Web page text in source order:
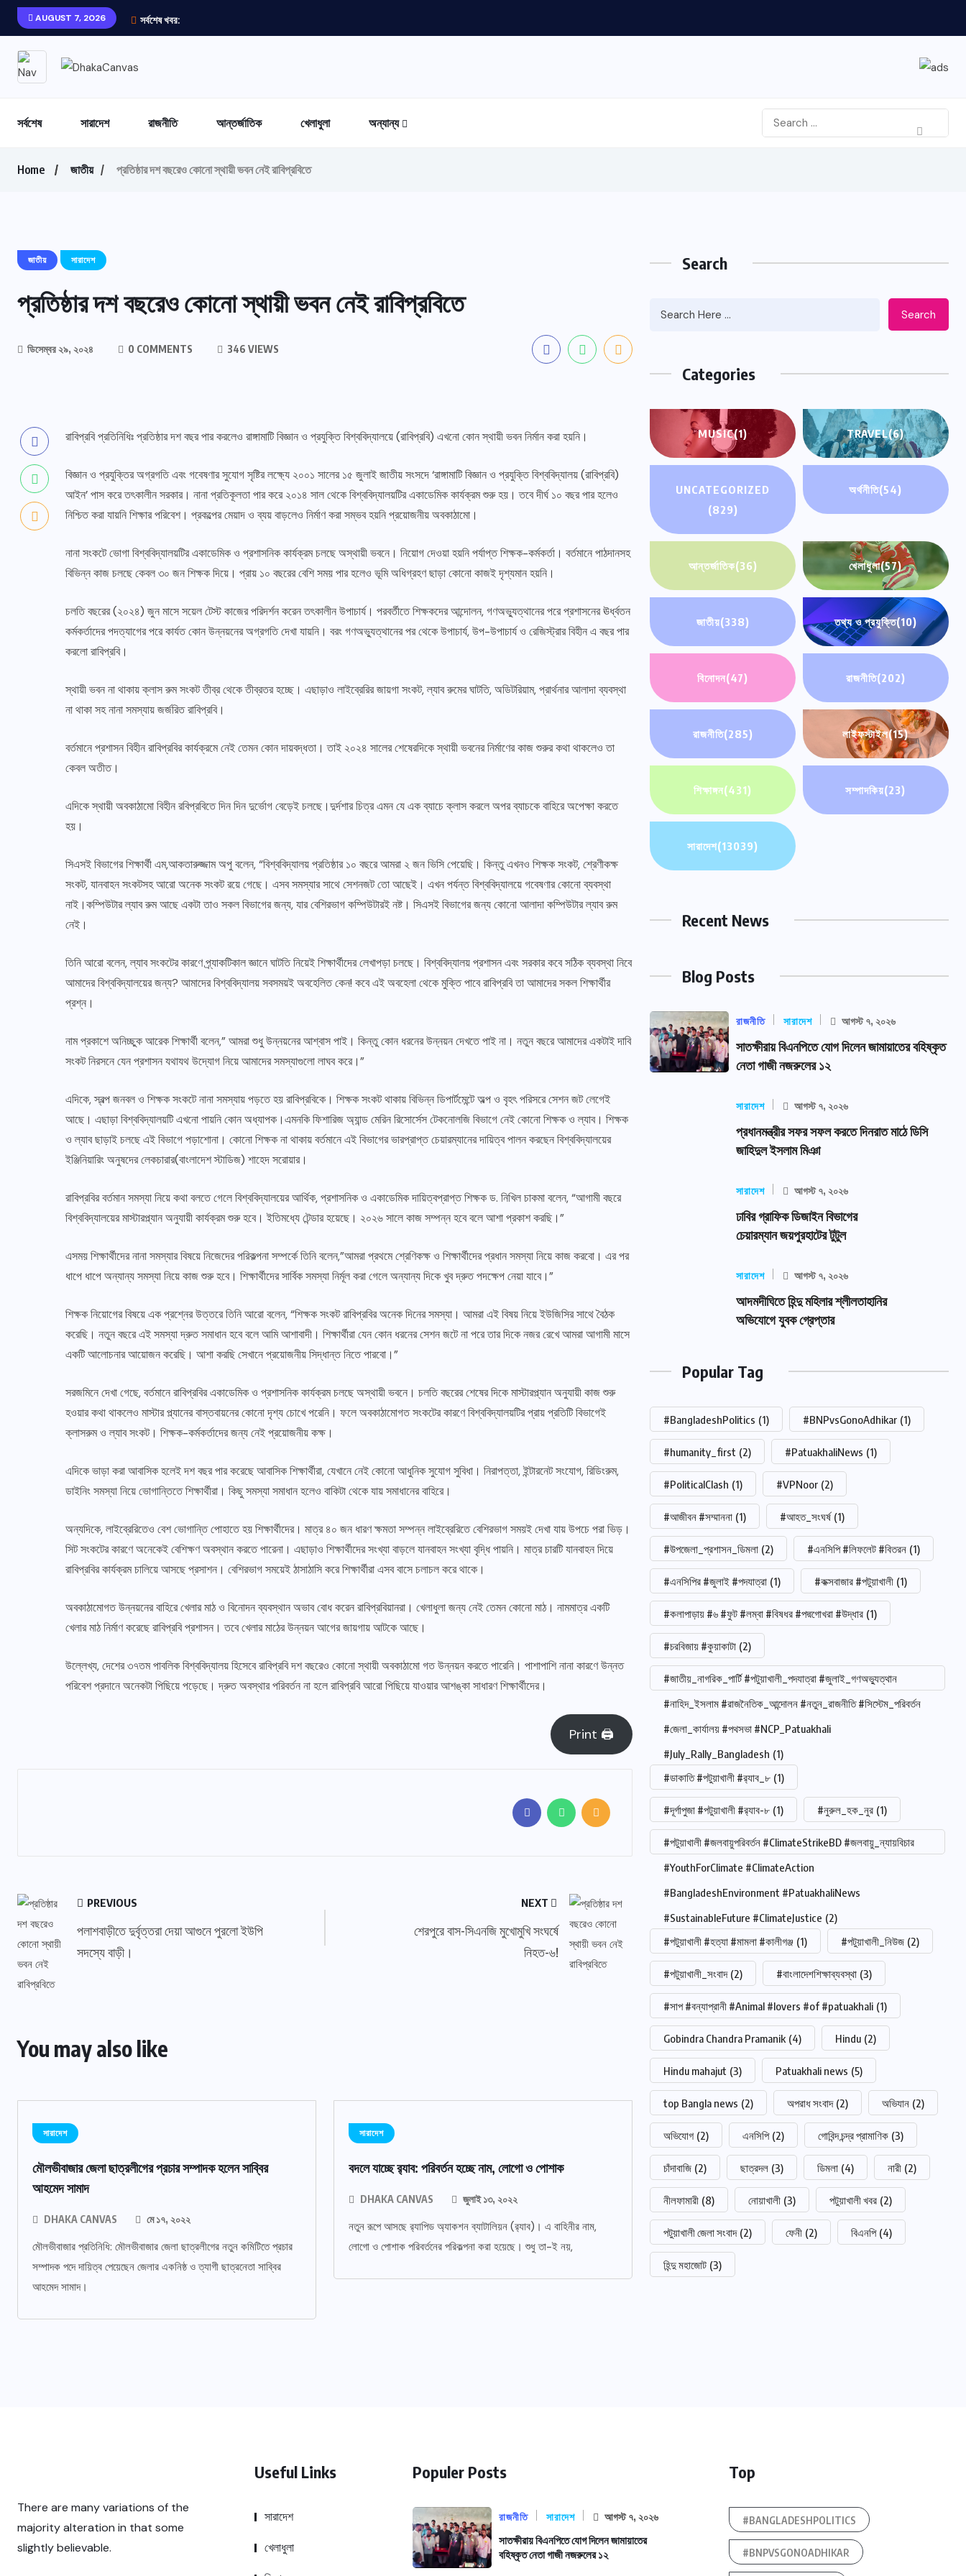
AUGUST 7, 2026 সর্বশেষ খবর:
সর্বশেষ সারাদেশ রাজনীতি আন্তর্জাতিক খেলাধুলা অন্যান্য
Home জাতীয় প্রতিষ্ঠার দশ বছরেও কোনো স্থায়ী ভবন নেই রাবিপ্রবিতে
জাতীয় সারাদেশ
প্রতিষ্ঠার দশ বছরেও কোনো স্থায়ী ভবন নেই রাবিপ্রবিতে
ডিসেম্বর ২৯, ২০২৪ 0 COMMENTS 346 VIEWS
রাবিপ্রবি প্রতিনিধিঃ প্রতিষ্ঠার দশ বছর পার করলেও রাঙ্গামাটি বিজ্ঞান ও প্রযুক্তি বিশ্ববিদ্যালয়ে (রাবিপ্রবি) এখনো কোন স্থায়ী ভবন নির্মান করা হয়নি।
বিজ্ঞান ও প্রযুক্তির অগ্রগতি এবং গবেষণার সুযোগ সৃষ্টির লক্ষ্যে ২০০১ সালের ১৫ জুলাই জাতীয় সংসদে ‘রাঙ্গামাটি বিজ্ঞান ও প্রযুক্তি বিশ্ববিদ্যালয় (রাবিপ্রবি)
আইন’ পাস করে তৎকালীন সরকার। নানা প্রতিকূলতা পার করে ২০১৪ সাল থেকে বিশ্ববিদ্যালয়টির একাডেমিক কার্যক্রম শুরু হয়। তবে দীর্ঘ ১০ বছর পার হলেও
নিশ্চিত করা যায়নি শিক্ষার পরিবেশ। প্রকল্পের মেয়াদ ও ব্যয় বাড়লেও নির্মাণ করা সম্ভব হয়নি প্রয়োজনীয় অবকাঠামো।
নানা সংকটে ভোগা বিশ্ববিদ্যালয়টির একাডেমিক ও প্রশাসনিক কার্যক্রম চলছে অস্থায়ী ভবনে। নিয়োগ দেওয়া হয়নি পর্যাপ্ত শিক্ষক-কর্মকর্তা। বর্তমানে পাঠদানসহ
বিভিন্ন কাজ চলছে কেবল ৩০ জন শিক্ষক দিয়ে। প্রায় ১০ বছরের বেশি সময় পার হলেও ভূমি অধিগ্রহণ ছাড়া কোনো কাজই দৃশ্যমান হয়নি।
চলতি বছরের (২০২৪) জুন মাসে সয়েল টেস্ট কাজের পরিদর্শন করেন তৎকালীন উপাচার্য। পরবর্তীতে শিক্ষকদের আন্দোলন, গণঅভ্যুত্থানের পরে প্রশাসনের ঊর্ধ্বতন
কর্মকর্তাদের পদত্যাগের পরে কার্যত কোন উন্নয়নের অগ্রগতি দেখা যায়নি। বরং গণঅভ্যুত্থানের পর থেকে উপাচার্য, উপ-উপাচার্য ও রেজিস্ট্রার বিহীন এ বছর পার
করলো রাবিপ্রবি।
স্থায়ী ভবন না থাকায় ক্লাস রুম সংকট তীব্র থেকে তীব্রতর হচ্ছে। এছাড়াও লাইব্রেরির জায়গা সংকট, ল্যাব রুমের ঘাটতি, অডিটরিয়াম, প্রার্থনার আলাদা ব্যবস্থা
না থাকা সহ নানা সমস্যায় জর্জরিত রাবিপ্রবি।
বর্তমানে প্রশাসন বিহীন রাবিপ্রবির কার্যক্রমে নেই তেমন কোন দায়বদ্ধতা। তাই ২০২৪ সালের শেষেরদিকে স্থায়ী ভবনের নির্মাণের কাজ শুরুর কথা থাকলেও তা
কেবল অতীত।
এদিকে স্থায়ী অবকাঠামো বিহীন রবিপ্রবিতে দিন দিন দুর্ভোগ বেড়েই চলছে।দুর্দশার চিত্র এমন যে এক ব্যাচে ক্লাস করলে অপর ব্যাচকে বাহিরে অপেক্ষা করতে
হয়।
সিএসই বিভাগের শিক্ষার্থী এম,আকতারুজ্জাম অপু বলেন, “বিশ্ববিদ্যালয় প্রতিষ্ঠার ১০ বছরে আমরা ২ জন ভিসি পেয়েছি। কিন্তু এখনও শিক্ষক সংকট, শ্রেণীকক্ষ
সংকট, যানবাহন সংকটসহ আরো অনেক সংকট রয়ে গেছে। এসব সমস্যার সাথে সেশনজট তো আছেই। এখন পর্যন্ত বিশ্ববিদ্যালয়ে গবেষণার কোনো ব্যবস্থা
নাই।কম্পিউটার ল্যাব রুম আছে একটা তাও সকল বিভাগের জন্য, যার বেশিরভাগ কম্পিউটারই নষ্ট। সিএসই বিভাগের জন্য কোনো আলাদা কম্পিউটার ল্যাব রুম
নেই।
তিনি আরো বলেন, ল্যাব সংকটের কারণে প্র্যাকটিকাল জ্ঞানে ঘাটতি নিয়েই শিক্ষার্থীদের লেখাপড়া চলছে। বিশ্ববিদ্যালয় প্রশাসন এবং সরকার কবে সঠিক ব্যবস্থা নিবে
আমাদের বিশ্ববিদ্যালয়ের জন্য? আমাদের বিশ্ববিদ্যালয় সবসময়ই অবহেলিত কেন! কবে এই অবহেলা থেকে মুক্তি পাবে রাবিপ্রবি তা আমাদের সকল শিক্ষার্থীর
প্রশ্ন।
নাম প্রকাশে অনিচ্ছুক আরেক শিক্ষার্থী বলেন,” আমরা শুধু উন্নয়নের আশ্বাস পাই। কিন্তু কোন ধরনের উন্নয়ন দেখতে পাই না। নতুন বছরে আমাদের একটাই দাবি
সংকট নিরসনে যেন প্রশাসন যথাযথ উদ্যোগ নিয়ে আমাদের সমস্যাগুলো লাঘব করে।”
এদিকে, স্বল্প জনবল ও শিক্ষক সংকটে নানা সমস্যায় পড়তে হয় রাবিপ্রবিকে। শিক্ষক সংকট থাকায় বিভিন্ন ডিপার্টমেন্টে অল্প ও বৃহৎ পরিসরে সেশন জট লেগেই
আছে। এছাড়া বিশ্ববিদ্যালয়টি এখনো পায়নি কোন অধ্যাপক।এমনকি ফিশারিজ অ্যান্ড মেরিন রিসোর্সেস টেকনোলজি বিভাগে নেই কোনো শিক্ষক ও ল্যাব। শিক্ষক
ও ল্যাব ছাড়াই চলছে এই বিভাগে পড়াশোনা। কোনো শিক্ষক না থাকায় বর্তমানে এই বিভাগের ভারপ্রাপ্ত চেয়ারম্যানের দায়িত্ব পালন করছেন বিশ্ববিদ্যালয়ের
ইঞ্জিনিয়ারিং অনুষদের লেকচারার(বাংলাদেশ স্টাডিজ) শাহেদ সরোয়ার।
রাবিপ্রবির বর্তমান সমস্যা নিয়ে কথা বলতে গেলে বিশ্ববিদ্যালয়ের আর্থিক, প্রশাসনিক ও একাডেমিক দায়িত্বপ্রাপ্ত শিক্ষক ড. নিখিল চাকমা বলেন, “আগামী বছরে
বিশ্ববিদ্যালয়ের মাস্টারপ্ল্যান অনুযায়ী কার্যক্রম শুরু হবে। ইতিমধ্যে টেন্ডার হয়েছে। ২০২৬ সালে কাজ সম্পন্ন হবে বলে আশা প্রকাশ করছি।”
এসময় শিক্ষার্থীদের নানা সমস্যার বিষয়ে নিজেদের পরিকল্পনা সম্পর্কে তিনি বলেন,”আমরা প্রথমে শ্রেণিকক্ষ ও শিক্ষার্থীদের প্রধান সমস্যা নিয়ে কাজ করবো। এর পর
ধাপে ধাপে অন্যান্য সমস্যা নিয়ে কাজ শুরু হবে। শিক্ষার্থীদের সার্বিক সমস্যা নির্মূল করা গেলে অন্যান্য দিকে খুব দ্রুত পদক্ষেপ নেয়া যাবে।”
শিক্ষক নিয়োগের বিষয়ে এক প্রশ্নের উত্তরে তিনি আরো বলেন, “শিক্ষক সংকট রাবিপ্রবির অনেক দিনের সমস্যা। আমরা এই বিষয় নিয়ে ইউজিসির সাথে বৈঠক
করেছি। নতুন বছরে এই সমস্যা দ্রুত সমাধান হবে বলে আমি আশাবাদী। শিক্ষার্থীরা যেন কোন ধরনের সেশন জটে না পরে তার দিকে নজর রেখে আমরা আগামী মাসে
একটি আলোচনার আয়োজন করেছি। আশা করছি সেখানে প্রয়োজনীয় সিদ্ধান্ত নিতে পারবো।”
সরজমিনে দেখা গেছে, বর্তমানে রাবিপ্রবির একাডেমিক ও প্রশাসনিক কার্যক্রম চলছে অস্থায়ী ভবনে। চলতি বছরের শেষের দিকে মাস্টারপ্ল্যান অনুযায়ী কাজ শুরু
হওয়ার কথা থাকলেও মাস্টার প্ল্যানের বাস্তবায়নের কোনো দৃশ্য চোখে পরেনি। ফলে অবকাঠামোগত সংকটের কারণে বিশ্ববিদ্যালয়টির প্রায় প্রতিটি বিভাগেই
ক্লাসরুম ও ল্যাব সংকট। শিক্ষক-কর্মকর্তাদের জন্য নেই প্রয়োজনীয় কক্ষ।
এদিকে ভাড়া করা আবাসিক হলেই দশ বছর পার করেছে আবাসিক শিক্ষার্থীরা, যেখানে নেই কোনো আধুনিক সুযোগ সুবিধা। নিরাপত্তা, ইন্টারনেট সংযোগ, রিডিংরুম,
ডাইনিং সমস্যা নিয়ে ভোগান্তিতে শিক্ষার্থীরা। কিছু সমস্যা সমাধান হলেও বাকিটা থেকে যায় সমাধানের বাহিরে।
অন্যদিকে, লাইব্রেরিতেও বেশ ভোগান্তি পোহাতে হয় শিক্ষার্থীদের। মাত্র ৪০ জন ধারণ ক্ষমতা সম্পন্ন লাইব্রেরিতে বেশিরভাগ সময়ই দেখা যায় উপচে পরা ভিড়।
সিট সংকটের কারণে অনেকেই বেশিক্ষণ অবস্থান করতে পারেনা। এছাড়াও শিক্ষার্থীদের সংখ্যা বাড়লে যানবাহন সংখ্যা বৃদ্ধি পায়নি। মাত্র চারটি যানবাহন দিয়ে
রাবিপ্রবির কার্যক্রম চালিয়ে আসছে প্রসাশন। বেশিরভাগ সময়েই ঠাসাঠাসি করে শিক্ষার্থীরা এসব বাসে চলাচল করে থাকে।
অবকাঠামোগত উন্নয়নের বাহিরে খেলার মাঠ ও বিনোদন ব্যবস্থান অভাব বোধ করেন রাবিপ্রবিয়ানরা। খেলাধুলা জন্য নেই তেমন কোনো মাঠ। নামমাত্র একটি
খেলার মাঠ নির্মাণ করেছে রাবিপ্রবি প্রশাসন। তবে খেলার মাঠের উন্নয়ন আগের জায়গায় আটকে আছে।
উল্লেখ্য, দেশের ৩৭তম পাবলিক বিশ্ববিদ্যালয় হিসেবে রাবিপ্রবি দশ বছরেও কোনো স্থায়ী অবকাঠামো গত উন্নয়ন করতে পারেনি। পাশাপাশি নানা কারণে উন্নত
পরিবেশ প্রদানে অনেকটা পিছিয়ে পড়েছে। দ্রুত অবস্থার পরিবর্তন না হলে রাবিপ্রবি আরো পিছিয়ে যাওয়ার আশঙ্কা সাধারণ শিক্ষার্থীদের।
Print 🖨
PREVIOUS
পলাশবাড়ীতে দুর্বৃত্তরা দেয়া আগুনে পুরলো ইউপি
সদস্যে বাড়ী।
NEXT
শেরপুরে বাস-সিএনজি মুখোমুখি সংঘর্ষে
নিহত-৬!
You may also like
সারাদেশ
মৌলভীবাজার জেলা ছাত্রলীগের প্রচার সম্পাদক হলেন সাব্বির
আহমেদ সামাদ
DHAKA CANVAS মে ১৭, ২০২২
মৌলভীবাজার প্রতিনিধি: মৌলভীবাজার জেলা ছাত্রলীগের নতুন কমিটিতে প্রচার
সম্পাদক পদে দায়িত্ব পেয়েছেন জেলার একনিষ্ঠ ও ত্যাগী ছাত্রনেতা সাব্বির
আহমেদ সামাদ।
সারাদেশ
বদলে যাচ্ছে র‌্যাব: পরিবর্তন হচ্ছে নাম, লোগো ও পোশাক
DHAKA CANVAS জুলাই ১৩, ২০২২
নতুন রূপে আসছে র‌্যাপিড অ্যাকশন ব্যাটালিয়ন (র‌্যাব)। এ বাহিনীর নাম,
লোগো ও পোশাক পরিবর্তনের পরিকল্পনা করা হয়েছে। শুধু তা-ই নয়,
Search
Search
Categories
MUSIC(1) TRAVEL(6)
UNCATEGORIZED
(829)
অর্থনীতি(54)
আন্তর্জাতিক(36) খেলাধুলা(57)
জাতীয়(338) তথ্য ও প্রযুক্তি(10)
বিনোদন(47) রাজনীতি(202)
রাজনীতি(285) লাইফস্টাইল(15)
শিক্ষাঙ্গন(431) সম্পাদকিয়(23)
সারাদেশ(13039)
Recent News
Blog Posts
রাজনীতি সারাদেশ আগস্ট ৭, ২০২৬
সাতক্ষীরায় বিএনপিতে যোগ দিলেন জামায়াতের বহিষ্কৃত
নেতা গাজী নজরুলের ১২
সারাদেশ আগস্ট ৭, ২০২৬
প্রধানমন্ত্রীর সফর সফল করতে দিনরাত মাঠে ডিসি
জাহিদুল ইসলাম মিঞা
সারাদেশ আগস্ট ৭, ২০২৬
ঢাবির গ্রাফিক ডিজাইন বিভাগের
চেয়ারম্যান জয়পুরহাটের টুটুল
সারাদেশ আগস্ট ৭, ২০২৬
আদমদীঘিতে হিন্দু মহিলার শ্লীলতাহানির
অভিযোগে যুবক গ্রেপ্তার
Popular Tag
#BangladeshPolitics (1) #BNPvsGonoAdhikar (1)
#humanity_first (2) #PatuakhaliNews (1)
#PoliticalClash (1) #VPNoor (2)
#আজীবন #সম্মাননা (1) #আহত_সংঘর্ষ (1)
#উপজেলা_প্রশাসন_ডিমলা (2) #এনসিপি #লিফলেট #বিতরন (1)
#এনসিপির #জুলাই #পদযাত্রা (1) #কক্সবাজার #পটুয়াখালী (1)
#কলাপাড়ায় #৬ #ফুট #লম্বা #বিষধর #পদ্মগোখরা #উদ্ধার (1)
#চরবিজায় #কুয়াকাটা (2)
#জাতীয়_নাগরিক_পার্টি #পটুয়াখালী_পদযাত্রা #জুলাই_গণঅভ্যুত্থান
#নাহিদ_ইসলাম #রাজনৈতিক_আন্দোলন #নতুন_রাজনীতি #সিস্টেম_পরিবর্তন
#জেলা_কার্যালয় #পথসভা #NCP_Patuakhali
#July_Rally_Bangladesh (1)
#ডাকাতি #পটুয়াখালী #র‍্যাব_৮ (1)
#দূর্গাপুজা #পটুয়াখালী #র‍্যাব-৮ (1) #নুরুল_হক_নুর (1)
#পটুয়াখালী #জলবায়ুপরিবর্তন #ClimateStrikeBD #জলবায়ু_ন্যায়বিচার
#YouthForClimate #ClimateAction
#BangladeshEnvironment #PatuakhaliNews
#SustainableFuture #ClimateJustice (2)
#পটুয়াখালী #হত্যা #মামলা #কালীগঞ্জ (1) #পটুয়াখালী_নিউজ (2)
#পটুয়াখালী_সংবাদ (2) #বাংলাদেশশিক্ষাব্যবস্থা (3)
#সাপ #বন্যাপ্রানী #Animal #lovers #of #patuakhali (1)
Gobindra Chandra Pramanik (4) Hindu (2)
Hindu mahajut (3) Patuakhali news (5)
top Bangla news (2) অপরাধ সংবাদ (2) অভিযান (2)
অভিযোগ (2) এনসিপি (2) গোবিন্দ চন্দ্র প্রামাণিক (3)
চাঁদাবাজি (2) ছাত্রদল (3) ডিমলা (4) নারী (2)
নীলফামারী (8) নোয়াখালী (3) পটুয়াখালী খবর (2)
পটুয়াখালী জেলা সংবাদ (2) ফেনী (2) বিএনপি (4)
হিন্দু মহাজোট (3)
There are many variations of the
majority alteration in that some
slightly believable.
Useful Links
সারাদেশ
খেলাধুলা
Populer Posts
রাজনীতি সারাদেশ আগস্ট ৭, ২০২৬
সাতক্ষীরায় বিএনপিতে যোগ দিলেন জামায়াতের
বহিষ্কৃত নেতা গাজী নজরুলের ১২
Top
#BANGLADESHPOLITICS
#BNPVSGONOADHIKAR